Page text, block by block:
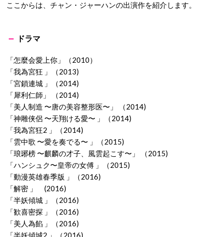
ここからは、チャン・ジャーハンの出演作を紹介します。
ドラマ
「怎麼会愛上你」（2010）
「我為宮狂 」（2013)
「宮鎖連城 」（2014)
「犀利仁師」 （2014)
「美人制造 〜唐の美容整形医〜」 （2014)
「神雕侠侶 〜天翔ける愛〜 」（2014)
「我為宮狂2 」（2014)
「雲中歌 〜愛を奏でる〜 」（2015)
「琅琊榜 〜麒麟の才子、風雲起こす〜」 （2015)
「ハンシュク〜皇帝の女傅 」（2015)
「動漫英雄春季版 」（2016)
「解密 」 (2016)
「半妖傾城 」（2016)
「歓喜密探 」（2016)
「美人為餡 」（2016)
「半妖傾城2 」（2016)